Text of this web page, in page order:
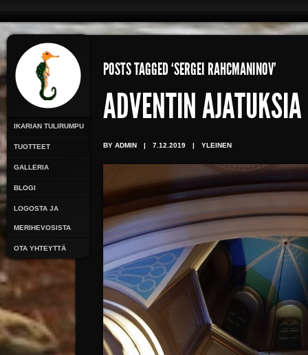
IKARIAN TULIRUMPU
TUOTTEET
GALLERIA
BLOGI
LOGOSTA JA
MERIHEVOSISTA
OTA YHTEYTTÄ
POSTS TAGGED ‘SERGEI RAHCMANINOV’
ADVENTIN AJATUKSIA
BY ADMIN | 7.12.2019 | YLEINEN